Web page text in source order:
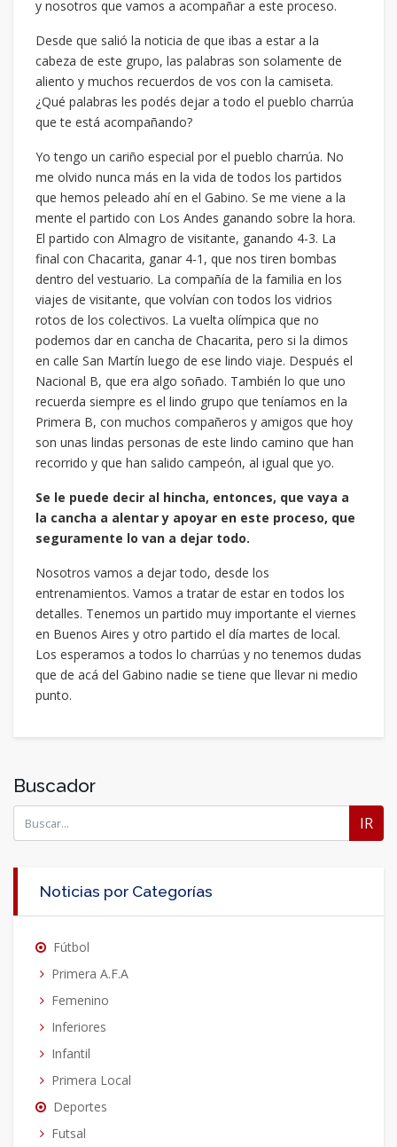
y nosotros que vamos a acompañar a este proceso.
Desde que salió la noticia de que ibas a estar a la
cabeza de este grupo, las palabras son solamente de
aliento y muchos recuerdos de vos con la camiseta.
¿Qué palabras les podés dejar a todo el pueblo charrúa
que te está acompañando?
Yo tengo un cariño especial por el pueblo charrúa. No
me olvido nunca más en la vida de todos los partidos
que hemos peleado ahí en el Gabino. Se me viene a la
mente el partido con Los Andes ganando sobre la hora.
El partido con Almagro de visitante, ganando 4-3. La
final con Chacarita, ganar 4-1, que nos tiren bombas
dentro del vestuario. La compañía de la familia en los
viajes de visitante, que volvían con todos los vidrios
rotos de los colectivos. La vuelta olímpica que no
podemos dar en cancha de Chacarita, pero si la dimos
en calle San Martín luego de ese lindo viaje. Después el
Nacional B, que era algo soñado. También lo que uno
recuerda siempre es el lindo grupo que teníamos en la
Primera B, con muchos compañeros y amigos que hoy
son unas lindas personas de este lindo camino que han
recorrido y que han salido campeón, al igual que yo.
Se le puede decir al hincha, entonces, que vaya a
la cancha a alentar y apoyar en este proceso, que
seguramente lo van a dejar todo.
Nosotros vamos a dejar todo, desde los
entrenamientos. Vamos a tratar de estar en todos los
detalles. Tenemos un partido muy importante el viernes
en Buenos Aires y otro partido el día martes de local.
Los esperamos a todos lo charrúas y no tenemos dudas
que de acá del Gabino nadie se tiene que llevar ni medio
punto.
Buscador
IR
Noticias por Categorías
Fútbol
Primera A.F.A
Femenino
Inferiores
Infantil
Primera Local
Deportes
Futsal